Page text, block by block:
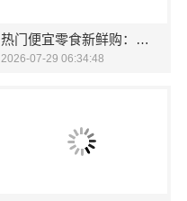
热门便宜零食新鲜购：零食大明星满足需求
2026-07-29 06:34:48